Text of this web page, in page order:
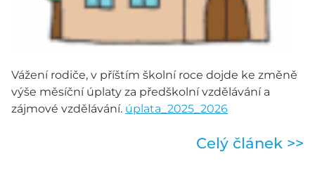
Vážení rodiče, v příštím školní roce dojde ke změně
výše měsíční úplaty za předškolní vzdělávání a
zájmové vzdělávání. úplata_2025_2026
Celý článek >>